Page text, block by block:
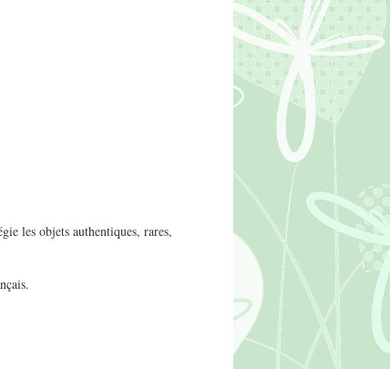
les objets authentiques, rares,